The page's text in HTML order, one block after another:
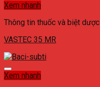
Xem nhanh
Thông tin thuốc và biệt dược
VASTEC 35 MR
Xem nhanh